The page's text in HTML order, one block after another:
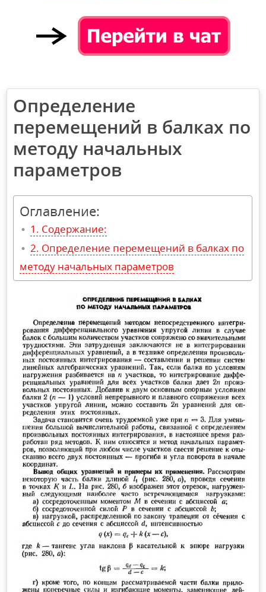
Определение
перемещений в балках по
методу начальных
параметров
Оглавление:
Содержание:
Определение перемещений в балках по
методу начальных параметров